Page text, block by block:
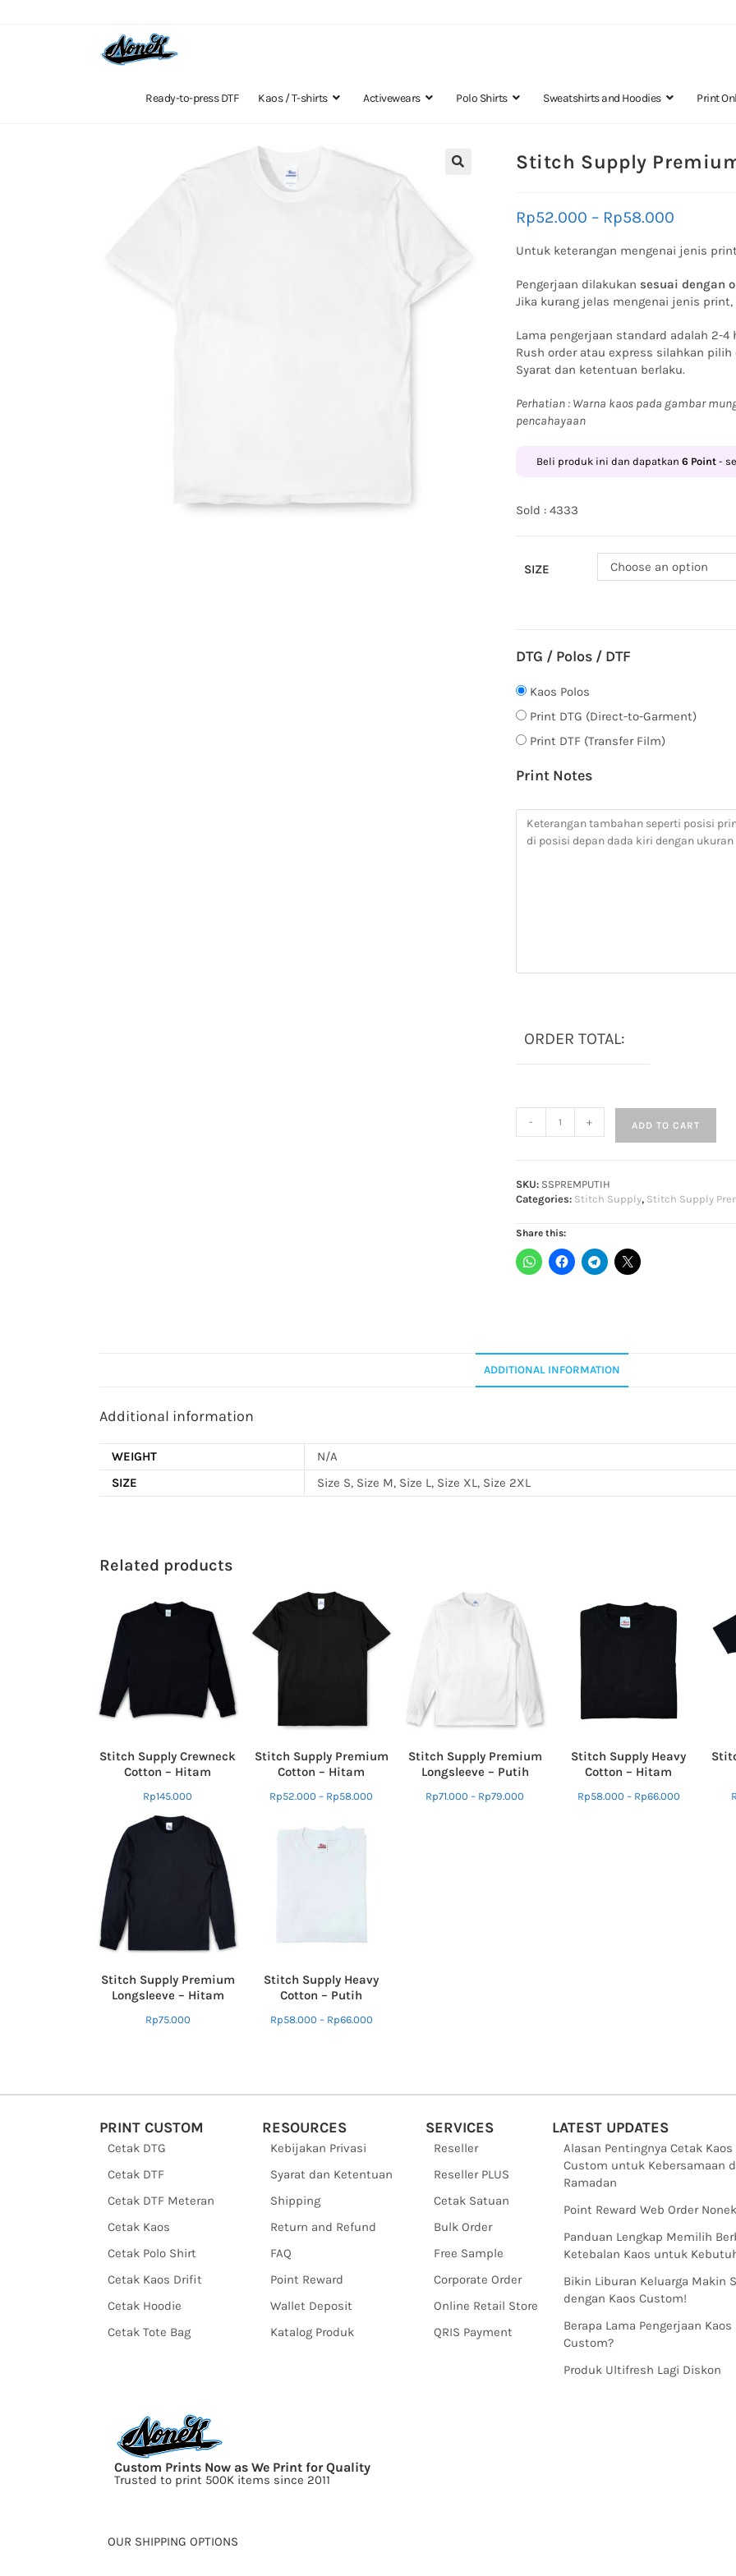
Ready-to-press DTF Kaos / T-shirts Activewears Polo Shirts Sweatshirts and Hoodies Print
Stitch Supply
Rp52.000 – Rp58.000
Untuk keterangan mengenai jenis
Pengerjaan dilakukan sesuai dengan
Jika kurang jelas mengenai jenis
Lama pengerjaan standard adalah 2-4
Rush order atau express silahkan pilih
Syarat dan ketentuan berlaku.
Perhatian : Warna kaos pada gambar
pencahayaan
Beli produk ini dan dapatkan 6 Point-
Sold : 4333
SIZE Choose an option
DTG / Polos / DTF
Kaos Polos
Print DTG (Direct-to-Garment)
Print DTF (Transfer Film)
Print Notes
ORDER TOTAL:
- + ADD TO CART
SKU: SSPREMPUTIH
Categories: Stitch Supply, Stitch Supply
Share this:
ADDITIONAL INFORMATION
Additional information
WEIGHT
N/A
SIZE
Size S, Size M, Size L, Size XL, Size 2XL
Related products
Stitch Supply Crewneck
Cotton – Hitam
Rp145.000
Stitch Supply Premium
Cotton – Hitam
Rp52.000 – Rp58.000
Stitch Supply Premium
Longsleeve – Putih
Rp71.000 – Rp79.000
Stitch Supply Heavy
Cotton – Hitam
Rp58.000 – Rp66.000
Stitch Supply Premium
Longsleeve – Hitam
Rp75.000
Stitch Supply Heavy
Cotton – Putih
Rp58.000 – Rp66.000
PRINT CUSTOM RESOURCES SERVICES LATEST UPDATES
Cetak DTG
Cetak DTF
Cetak DTF Meteran
Cetak Kaos
Cetak Polo Shirt
Cetak Kaos Drifit
Cetak Hoodie
Cetak Tote Bag
Kebijakan Privasi
Syarat dan Ketentuan
Shipping
Return and Refund
FAQ
Point Reward
Wallet Deposit
Katalog Produk
Reseller
Reseller PLUS
Cetak Satuan
Bulk Order
Free Sample
Corporate Order
Online Retail Store
QRIS Payment
Alasan Pentingnya Cetak Kaos
Custom untuk Kebersamaan
Ramadan
Point Reward Web Order
Panduan Lengkap Memilih
Ketebalan Kaos untuk
Bikin Liburan Keluarga Makin
dengan Kaos Custom!
Berapa Lama Pengerjaan Kaos
Custom?
Produk Ultifresh Lagi Diskon
Custom Prints Now as We Print for Quality
Trusted to print 500K items since 2011
OUR SHIPPING OPTIONS